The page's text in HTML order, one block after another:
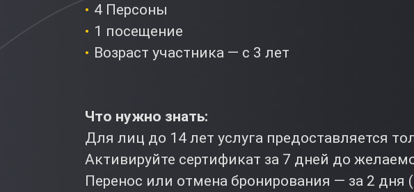
4 Персоны
1 посещение
Возраст участника — с 3 лет
Что нужно знать:
Для лиц до 14 лет услуга предоставляется
Активируйте сертификат за 7 дней до
Перенос или отмена бронирования — за 2 дня